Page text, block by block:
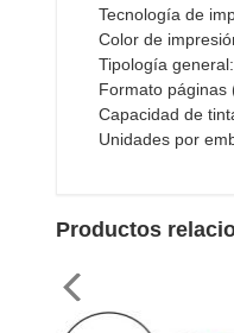
imágenes
Tecnología de
Color de
Tipología
Formato páginas
Capacidad de
Unidades por
Productos